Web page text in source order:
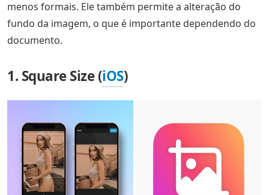
menos formais. Ele também permite a alteração do
fundo da imagem, o que é importante dependendo do
documento.
1. Square Size (iOS)